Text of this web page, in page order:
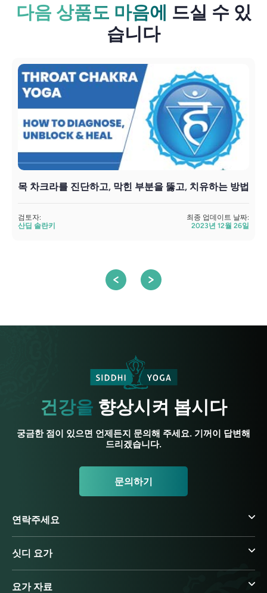
다음 상품도 마음에 드실 수 있
습니다
목 차크라를 진단하고, 막힌 부분을 뚫고, 치유하는 방법
검토자:
산딥 솔란키
최종 업데이트 날짜:
2023년 12월 26일
건강을 향상시켜 봅시다
궁금한 점이 있으면 언제든지 문의해 주세요. 기꺼이 답변해
드리겠습니다.
문의하기
연락주세요
싯디 요가
요가 자료